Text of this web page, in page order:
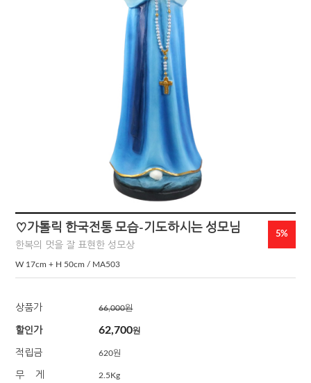
♡가톨릭 한국전통 모습-기도하시는 성모님
한복의 멋을 잘 표현한 성모상
W 17cm + H 50cm / MA503
5%
상품가 66,000원
할인가 62,700원
적립금 620원
무 게 2.5Kg